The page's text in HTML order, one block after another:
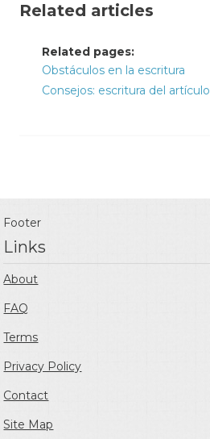
Related articles
Related pages:
Obstáculos en la escritura
Consejos: escritura del artículo
Footer
Links
About
FAQ
Terms
Privacy Policy
Contact
Site Map